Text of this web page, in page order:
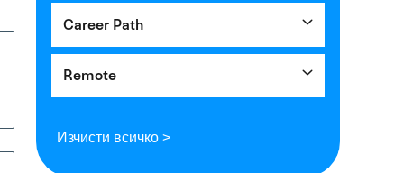
Career Path
Remote
Изчисти всичко >